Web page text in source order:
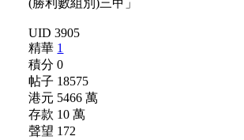
UID 3905
精華 1
積分 0
帖子 18575
港元 5466 萬
存款 10 萬
聲望 172